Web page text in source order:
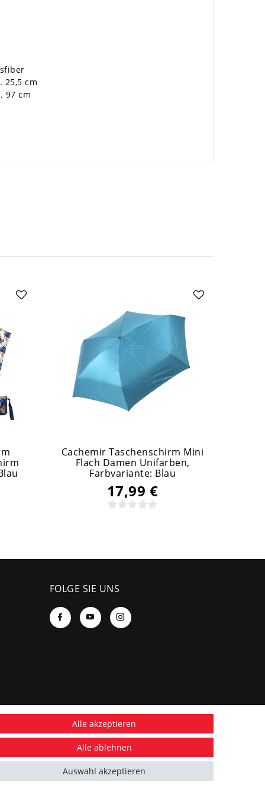
25,5 cm
97 cm
Cachemir Taschenschirm Mini
Flach Damen Unifarben,
Farbvariante: Blau
17,99 €
FOLGE SIE UNS
Alle akzeptieren
Alle ablehnen
Auswahl akzeptieren